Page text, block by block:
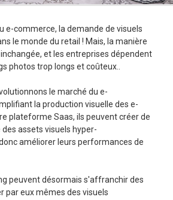
e-commerce, la demande de visuels
le monde du retail ! Mais, la manière
et les entreprises dépendent
photos trop longs et coûteux..
le marché du e-
la production visuelle des e-
plateforme Saas, ils peuvent créer de
assets visuels hyper-
améliorer leurs performances de
peuvent désormais s'affranchir des
par eux mêmes des visuels